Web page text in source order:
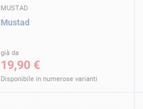
MUSTAD
Mustad
già da
19,90 €
Disponibile in numerose varianti